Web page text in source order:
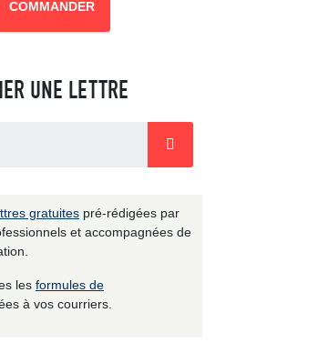
COMMANDER
UNE LETTRE
gratuites pré-rédigées par
et accompagnées de
les formules de
à vos courriers.